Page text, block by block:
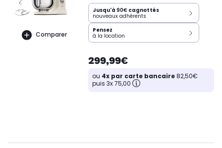
Comparer
Jusqu'à 90€ cagnottés
nouveaux adhérents
Pensez
à la location
299,99€
ou 4x par carte bancaire82,50€
puis 3x 75,00